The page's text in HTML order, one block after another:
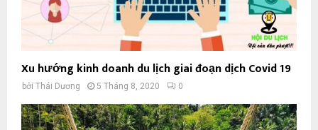
Xu hướng kinh doanh du lịch giai đoạn dịch Covid 19
bởi Thái Dương 5 Tháng 8, 2020 0